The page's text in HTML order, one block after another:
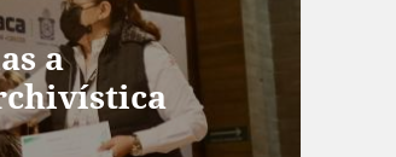
a